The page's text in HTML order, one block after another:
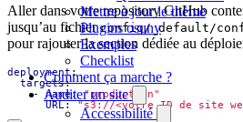
Mettre à jour le thème
Plugins osuny
Exemples
Checklist
Comment ça marche ?
Auditer un site
Accessibilité
Aller dans votre repository GitHub
jusqu’au fichierconfig/_default/
pour rajouter la section dédiée au
deployment :
targets:
- name: "production"
URL: "s3://<votre ID de site